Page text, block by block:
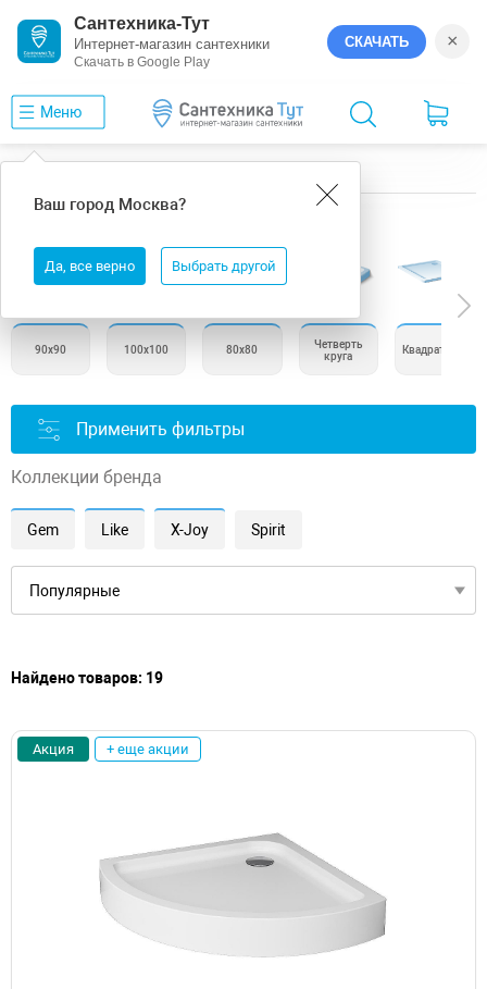
Сантехника-Тут
Интернет-магазин сантехники
Скачать в Google Play
СКАЧАТЬ ×
Меню
Ваш город Москва?
Да, все верно Выбрать другой
Душевые поддоны AM.PM
90х90 100х100 80х80
Четверть
круга
Квадратные
Применить фильтры
Коллекции бренда
Gem Like X-Joy Spirit
Найдено товаров: 19
Акция + еще акции